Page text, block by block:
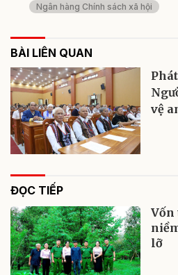
Ngân hàng Chính sách xã hội
BÀI LIÊN QUAN
vệ
ĐỌC TIẾP
Vốn
lỡ